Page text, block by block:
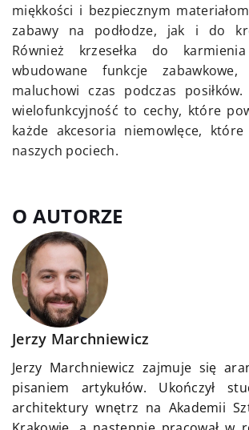
miękkości i bezpiecznym
zabawy na podłodze, jak i do
Również krzesełka do
wbudowane funkcje
maluchowi czas podczas
wielofunkcyjność to cechy, które
każde akcesoria niemowlęce,
naszych pociech.
O AUTORZE
Jerzy Marchniewicz
Jerzy Marchniewicz zajmuje się
pisaniem artykułów. Ukończył
architektury wnętrz na Akademii